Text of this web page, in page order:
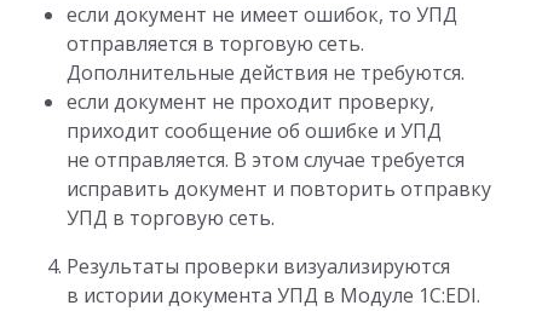
если документ не имеет ошибок, то УПД
отправляется в торговую сеть.
Дополнительные действия не требуются.
если документ не проходит проверку,
приходит сообщение об ошибке и УПД
не отправляется. В этом случае требуется
исправить документ и повторить отправку
УПД в торговую сеть.
Результаты проверки визуализируются
в истории документа УПД в Модуле 1C:EDI.